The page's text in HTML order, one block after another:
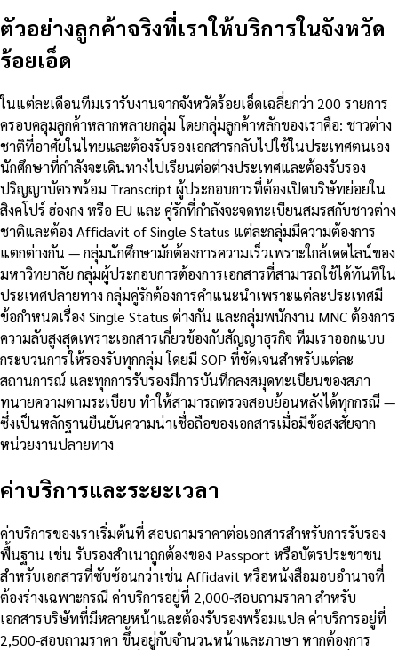
ตัวอย่างลูกค้าจริงที่เราให้บริการในจังหวัด
ร้อยเอ็ด
ในแต่ละเดือนทีมเรารับงานจากจังหวัดร้อยเอ็ดเฉลี่ยกว่า 200 รายการ
ครอบคลุมลูกค้าหลากหลายกลุ่ม โดยกลุ่มลูกค้าหลักของเราคือ: ชาวต่าง
ชาติที่อาศัยในไทยและต้องรับรองเอกสารกลับไปใช้ในประเทศตนเอง
นักศึกษาที่กำลังจะเดินทางไปเรียนต่อต่างประเทศและต้องรับรอง
ปริญญาบัตรพร้อม Transcript ผู้ประกอบการที่ต้องเปิดบริษัทย่อยใน
สิงคโปร์ ฮ่องกง หรือ EU และ คู่รักที่กำลังจะจดทะเบียนสมรสกับชาวต่าง
ชาติและต้อง Affidavit of Single Status แต่ละกลุ่มมีความต้องการ
แตกต่างกัน — กลุ่มนักศึกษามักต้องการความเร็วเพราะใกล้เดดไลน์ของ
มหาวิทยาลัย กลุ่มผู้ประกอบการต้องการเอกสารที่สามารถใช้ได้ทันทีใน
ประเทศปลายทาง กลุ่มคู่รักต้องการคำแนะนำเพราะแต่ละประเทศมี
ข้อกำหนดเรื่อง Single Status ต่างกัน และกลุ่มพนักงาน MNC ต้องการ
ความลับสูงสุดเพราะเอกสารเกี่ยวข้องกับสัญญาธุรกิจ ทีมเราออกแบบ
กระบวนการให้รองรับทุกกลุ่ม โดยมี SOP ที่ชัดเจนสำหรับแต่ละ
สถานการณ์ และทุกการรับรองมีการบันทึกลงสมุดทะเบียนของสภา
ทนายความตามระเบียบ ทำให้สามารถตรวจสอบย้อนหลังได้ทุกกรณี —
ซึ่งเป็นหลักฐานยืนยันความน่าเชื่อถือของเอกสารเมื่อมีข้อสงสัยจาก
หน่วยงานปลายทาง
ค่าบริการและระยะเวลา
ค่าบริการของเราเริ่มต้นที่ สอบถามราคาต่อเอกสารสำหรับการรับรอง
พื้นฐาน เช่น รับรองสำเนาถูกต้องของ Passport หรือบัตรประชาชน
สำหรับเอกสารที่ซับซ้อนกว่าเช่น Affidavit หรือหนังสือมอบอำนาจที่
ต้องร่างเฉพาะกรณี ค่าบริการอยู่ที่ 2,000-สอบถามราคา สำหรับ
เอกสารบริษัทที่มีหลายหน้าและต้องรับรองพร้อมแปล ค่าบริการอยู่ที่
2,500-สอบถามราคา ขึ้นอยู่กับจำนวนหน้าและภาษา หากต้องการ